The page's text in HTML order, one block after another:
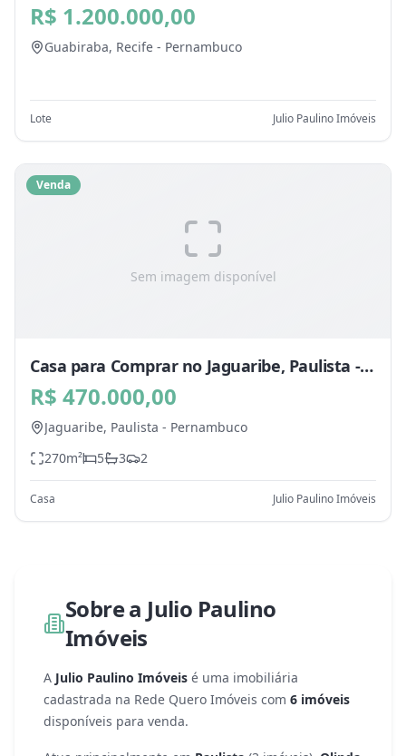
R$ 1.200.000,00
Guabiraba, Recife - Pernambuco
Lote Julio Paulino Imóveis
Sem imagem disponível
Venda
Casa para Comprar no Jaguaribe, Paulista -
PE
R$ 470.000,00
Jaguaribe, Paulista - Pernambuco
270m² 5 3 2
Casa Julio Paulino Imóveis
Sobre a Julio Paulino
Imóveis
A Julio Paulino Imóveis é uma imobiliária
cadastrada na Rede Quero Imóveis com 6 imóveis
disponíveis para venda.